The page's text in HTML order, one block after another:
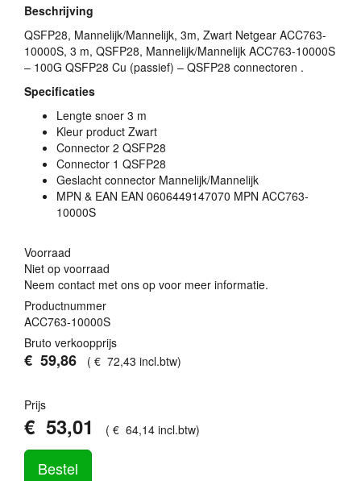
Beschrijving
QSFP28, Mannelijk/Mannelijk, 3m, Zwart Netgear ACC763-
10000S, 3 m, QSFP28, Mannelijk/Mannelijk ACC763-10000S
– 100G QSFP28 Cu (passief) – QSFP28 connectoren .
Specificaties
Lengte snoer 3 m
Kleur product Zwart
Connector 2 QSFP28
Connector 1 QSFP28
Geslacht connector Mannelijk/Mannelijk
MPN & EAN EAN 0606449147070 MPN ACC763-
10000S
Voorraad
Niet op voorraad
Neem contact met ons op voor meer informatie.
Productnummer
ACC763-10000S
Bruto verkoopprijs
€ 59,86 ( € 72,43 incl.btw)
Prijs
€ 53,01 ( € 64,14 incl.btw)
Bestel